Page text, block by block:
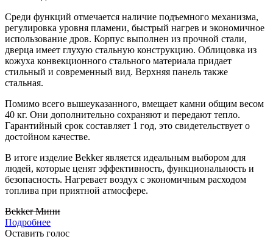
Среди функций отмечается наличие подъемного механизма,
регулировка уровня пламени, быстрый нагрев и экономичное
использование дров. Корпус выполнен из прочной стали,
дверца имеет глухую стальную конструкцию. Облицовка из
кожуха конвекционного стального материала придает
стильный и современный вид. Верхняя панель также
стальная.
Помимо всего вышеуказанного, вмещает камни общим весом
40 кг. Они дополнительно сохраняют и передают тепло.
Гарантийный срок составляет 1 год, это свидетельствует о
достойном качестве.
В итоге изделие Bekker является идеальным выбором для
людей, которые ценят эффективность, функциональность и
безопасность. Нагревает воздух с экономичным расходом
топлива при приятной атмосфере.
Bekker Мини
Подробнее
Оставить голос